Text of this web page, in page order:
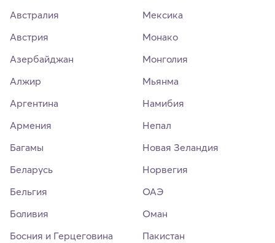
Австралия
Австрия
Азербайджан
Алжир
Аргентина
Армения
Багамы
Беларусь
Бельгия
Боливия
Босния и Герцеговина
Мексика
Монако
Монголия
Мьянма
Намибия
Непал
Новая Зеландия
Норвегия
ОАЭ
Оман
Пакистан